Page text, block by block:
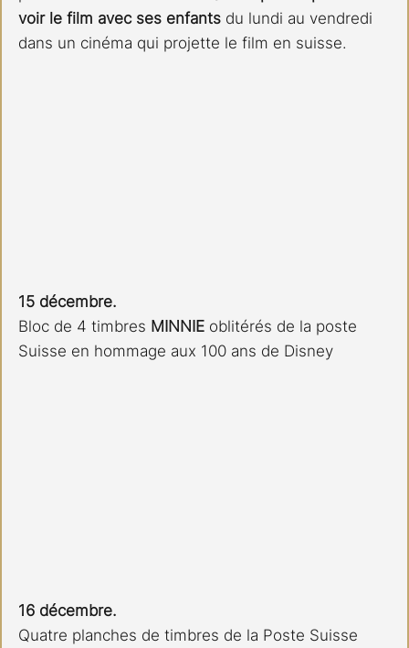
voir le film avec ses enfants du lundi au vendredi
dans un cinéma qui projette le film en suisse.
15 décembre.
Bloc de 4 timbres MINNIE oblitérés de la poste
Suisse en hommage aux 100 ans de Disney
16 décembre.
Quatre planches de timbres de la Poste Suisse